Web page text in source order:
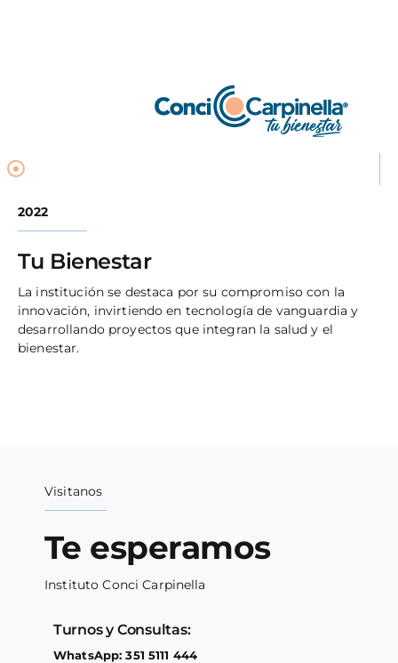
2022
Tu Bienestar
La institución se destaca por su compromiso con la
innovación, invirtiendo en tecnología de vanguardia y
desarrollando proyectos que integran la salud y el
bienestar.
Visitanos
Te esperamos
Instituto Conci Carpinella
Turnos y Consultas:
WhatsApp: 351 5111 444